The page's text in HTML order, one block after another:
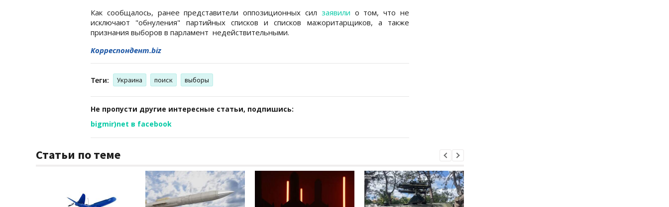
Как сообщалось, ранее представители оппозиционных сил заявили о том, что не
исключают "обнуления" партийных списков и списков мажоритарщиков, а также
признания выборов в парламент недействительными.
Корреспондент.biz
Теги: Украина поиск выборы
Не пропусти другие интересные статьи, подпишись:
bigmir)net в facebook
Статьи по теме